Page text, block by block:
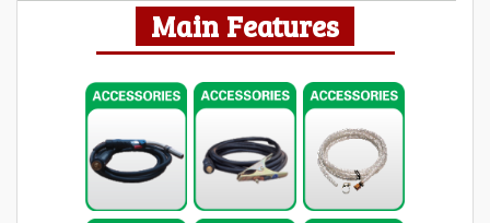
Main Features